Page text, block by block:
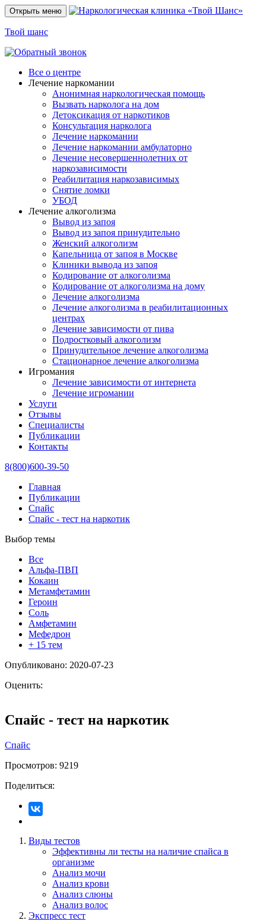
Открыть меню
Твой шанс
Все о центре
Лечение наркомании
Анонимная наркологическая помощь
Вызвать нарколога на дом
Детоксикация от наркотиков
Консультация нарколога
Лечение наркомании
Лечение наркомании амбулаторно
Лечение несовершеннолетних от
наркозависимости
Реабилитация наркозависимых
Снятие ломки
УБОД
Лечение алкоголизма
Вывод из запоя
Вывод из запоя принудительно
Женский алкоголизм
Капельница от запоя в Москве
Клиники вывода из запоя
Кодирование от алкоголизма
Кодирование от алкоголизма на дому
Лечение алкоголизма
Лечение алкоголизма в реабилитационных
центрах
Лечение зависимости от пива
Подростковый алкоголизм
Принудительное лечение алкоголизма
Стационарное лечение алкоголизма
Игромания
Лечение зависимости от интернета
Лечение игромании
Услуги
Отзывы
Специалисты
Публикации
Контакты
8(800)600-39-50
Главная
Публикации
Спайс
Спайс - тест на наркотик
Выбор темы
Все
Альфа-ПВП
Кокаин
Метамфетамин
Героин
Соль
Амфетамин
Мефедрон
+ 15 тем
Опубликовано: 2020-07-23
Оценить:
Спайс - тест на наркотик
Спайс
Просмотров: 9219
Поделиться:
Виды тестов
Эффективны ли тесты на наличие спайса в
организме
Анализ мочи
Анализ крови
Анализ слюны
Анализ волос
Экспресс тест